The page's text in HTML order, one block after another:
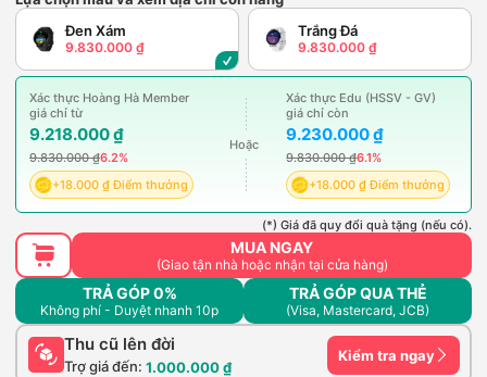
Đen Xám
9.830.000 ₫
Trắng Đá
9.830.000 ₫
Xác thực Hoàng Hà Member
giá chỉ từ
9.218.000 ₫
9.830.000 ₫6.2%
+18.000 ₫ Điểm thưởng
Hoặc
Xác thực Edu (HSSV - GV)
giá chỉ còn
9.230.000 ₫
9.830.000 ₫6.1%
+18.000 ₫ Điểm thưởng
(*) Giá đã quy đổi quà tặng (nếu có).
MUA NGAY
(Giao tận nhà hoặc nhận tại cửa hàng)
TRẢ GÓP 0%
Không phí - Duyệt nhanh 10p
TRẢ GÓP QUA THẺ
(Visa, Mastercard, JCB)
Thu cũ lên đời
Trợ giá đến: 1.000.000 ₫
Kiểm tra ngay